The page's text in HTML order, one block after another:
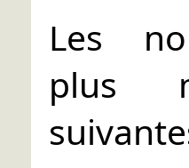
Les
plus